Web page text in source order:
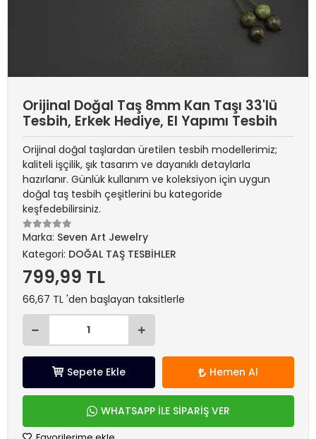
Orijinal Doğal Taş 8mm Kan Taşı 33'lü
Tesbih, Erkek Hediye, El Yapımı Tesbih
Orijinal doğal taşlardan üretilen tesbih modellerimiz;
kaliteli işçilik, şık tasarım ve dayanıklı detaylarla
hazırlanır. Günlük kullanım ve koleksiyon için uygun
doğal taş tesbih çeşitlerini bu kategoride
keşfedebilirsiniz.
Marka: Seven Art Jewelry
Kategori: DOĞAL TAŞ TESBİHLER
799,99 TL
66,67 TL 'den başlayan taksitlerle
Sepete Ekle Hemen Al
WHATSAPP İLE SİPARİŞ VER